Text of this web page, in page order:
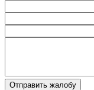
Отправить жалобу